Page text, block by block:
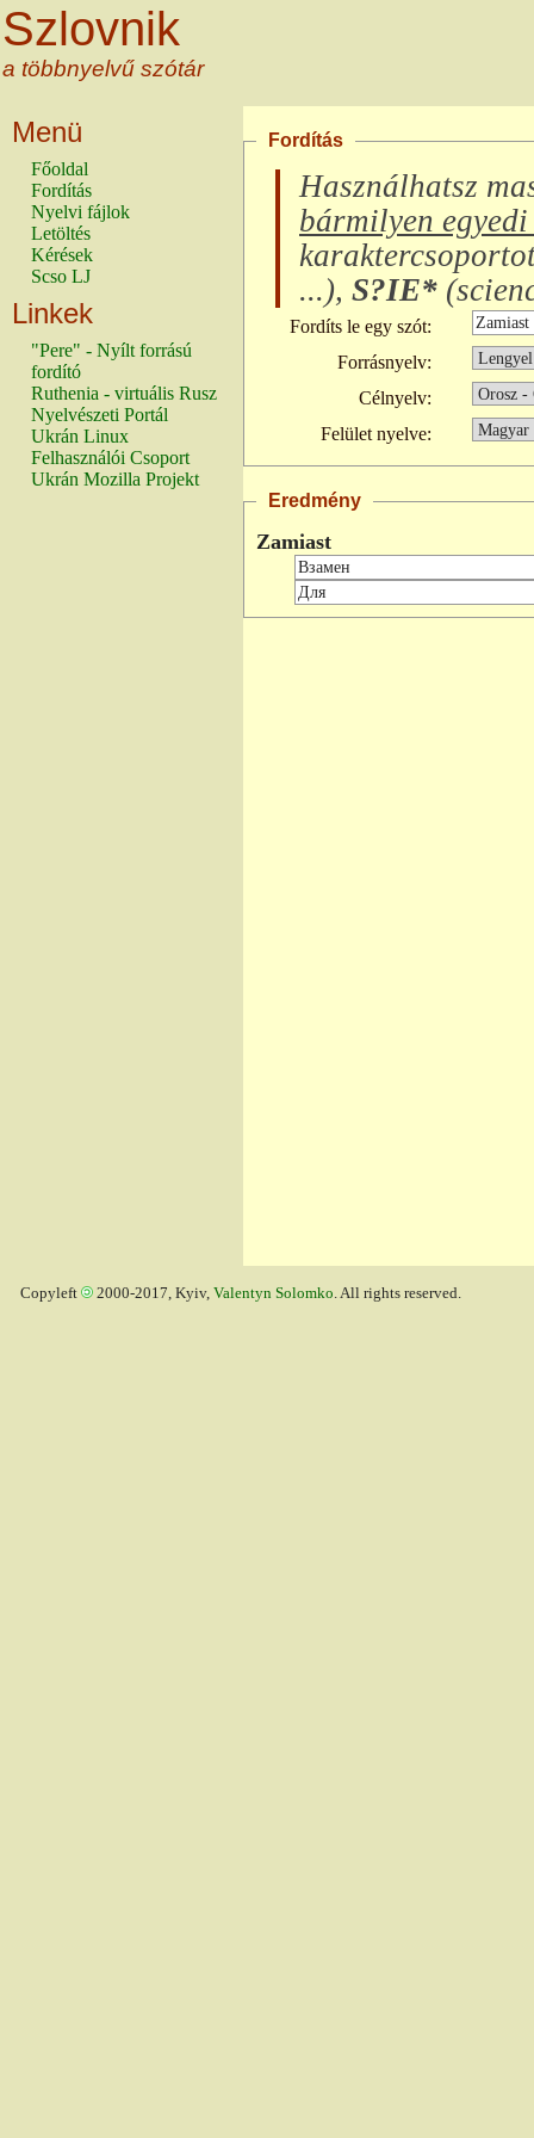
Szlovnik
a többnyelvű szótár
Menü
Főoldal
Fordítás
Nyelvi fájlok
Letöltés
Kérések
Scso LJ
Linkek
"Pere" - Nyílt forrású
fordító
Ruthenia - virtuális Rusz
Nyelvészeti Portál
Ukrán Linux
Felhasználói Csoport
Ukrán Mozilla Projekt
Fordítás
Használhatsz
bármilyen
...), S?IE* (
Fordíts le egy szót:
Forrásnyelv:
Célnyelv:
Felület nyelve:
Eredmény
Zamiast
Copyleft 2000-2017, Kyiv, Valentyn Solomko. All rights reserved.